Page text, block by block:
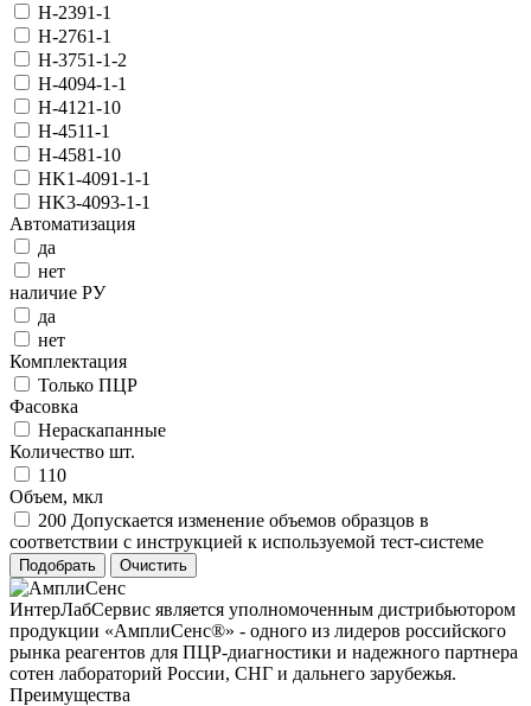
Н-2391-1
Н-2761-1
Н-3751-1-2
Н-4094-1-1
Н-4121-10
Н-4511-1
Н-4581-10
НK1-4091-1-1
НK3-4093-1-1
Автоматизация
да
нет
наличие РУ
да
нет
Комплектация
Только ПЦР
Фасовка
Нераскапанные
Количество шт.
110
Объем, мкл
200 Допускается изменение объемов образцов в
соответствии с инструкцией к используемой тест-системе
ИнтерЛабСервис является уполномоченным дистрибьютором
продукции «АмплиСенс®» - одного из лидеров российского
рынка реагентов для ПЦР-диагностики и надежного партнера
сотен лабораторий России, СНГ и дальнего зарубежья.
Преимущества